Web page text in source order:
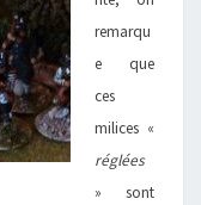
remarqu
e que
ces
milices «
réglées
» sont